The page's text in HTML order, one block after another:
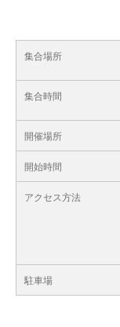
集合場所
集合時間
開催場所
開始時間
アクセス方法
駐車場